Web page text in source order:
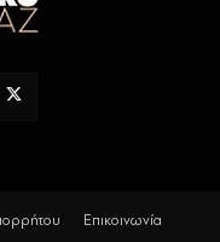
Επικοινωνία